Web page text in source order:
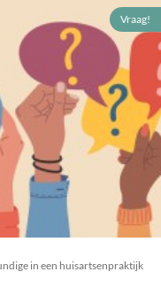
Vraag!
in een huisartsenpraktijk